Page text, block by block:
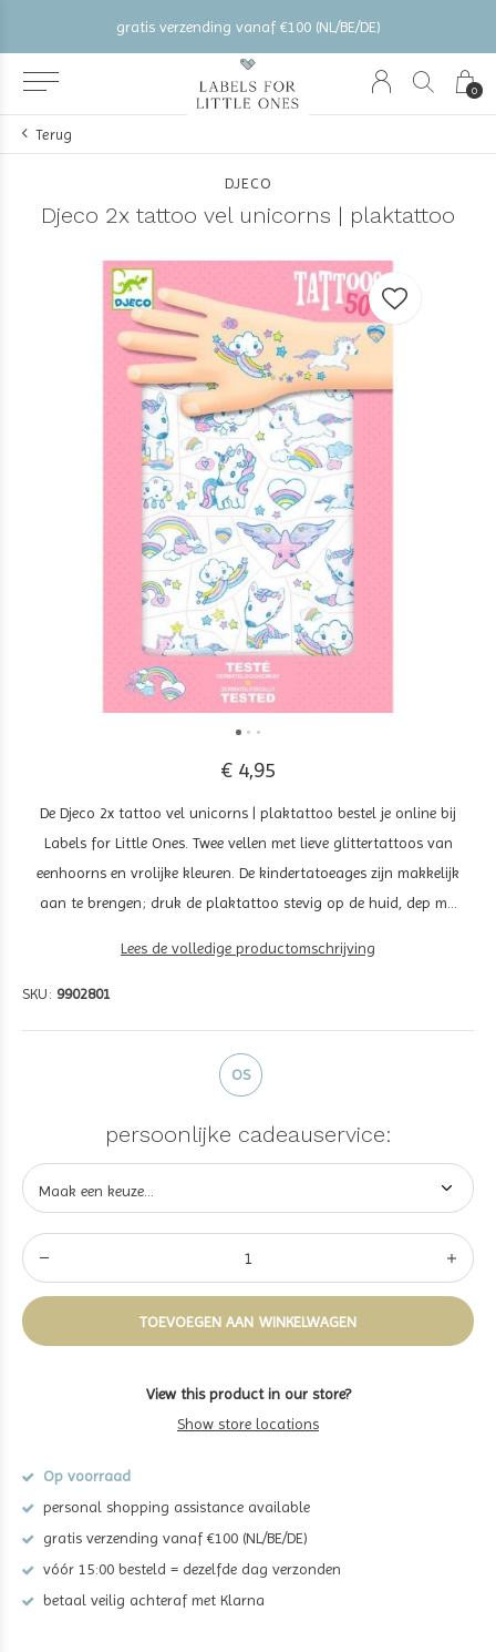
0
gratis verzending vanaf €100 (NL/BE/DE)
Terug
DJECO
Djeco 2x tattoo vel unicorns | plaktattoo
€ 4,95
De Djeco 2x tattoo vel unicorns | plaktattoo bestel je online bij
Labels for Little Ones. Twee vellen met lieve glittertattoos van
eenhoorns en vrolijke kleuren. De kindertatoeages zijn makkelijk
aan te brengen; druk de plaktattoo stevig op de huid, dep m...
Lees de volledige productomschrijving
SKU: 9902801
OS
persoonlijke cadeauservice:
TOEVOEGEN AAN WINKELWAGEN
View this product in our store?
Show store locations
Op voorraad
personal shopping assistance available
gratis verzending vanaf €100 (NL/BE/DE)
vóór 15:00 besteld = dezelfde dag verzonden
betaal veilig achteraf met Klarna